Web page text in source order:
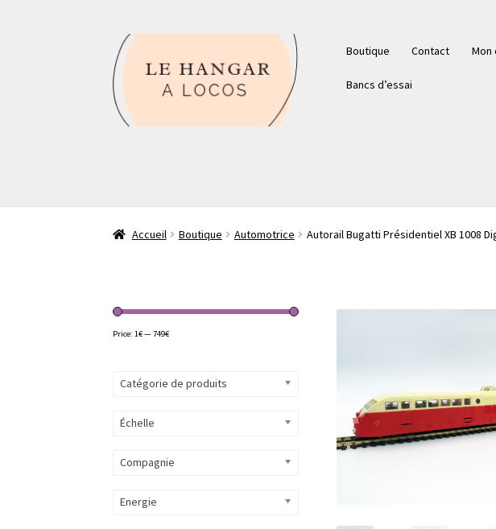
Aller
à
la
navigation
Aller
au
contenu
Boutique Contact Mon
Bancs d’essai
Accueil Boutique Automotrice Autorail Bugatti Présidentiel XB 1008
Price:1€—749€
Catégorie de produits
Échelle
Compagnie
Energie